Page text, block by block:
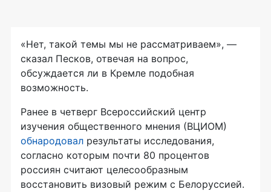
«Нет, такой темы мы не рассматриваем», —
сказал Песков, отвечая на вопрос,
обсуждается ли в Кремле подобная
возможность.
Ранее в четверг Всероссийский центр
изучения общественного мнения (ВЦИОМ)
обнародовал результаты исследования,
согласно которым почти 80 процентов
россиян считают целесообразным
восстановить визовый режим с Белоруссией.